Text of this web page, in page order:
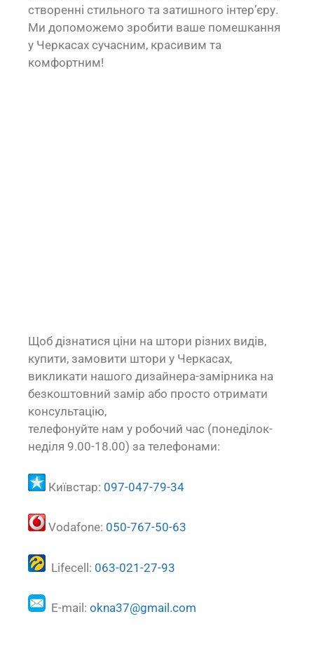
створенні стильного та затишного інтер’єру.
Ми допоможемо зробити ваше помешкання
у Черкасах сучасним, красивим та
комфортним!
Щоб дізнатися ціни на штори різних видів,
купити, замовити штори у Черкасах,
викликати нашого дизайнера-замірника на
безкоштовний замір або просто отримати
консультацію,
телефонуйте нам у робочий час (понеділок-
неділя 9.00-18.00) за телефонами:
Київстар: 097-047-79-34
Vodafone: 050-767-50-63
Lifecell: 063-021-27-93
E-mail: okna37@gmail.com